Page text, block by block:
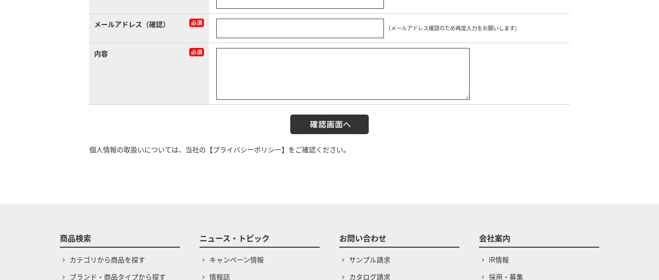
メールアドレス（確認） （メールアドレス確認のため再度入力をお願いします)
内容
個人情報の取扱いについては、当社の 【プライバシーポリシー】 をご確認ください。
商品検索
カテゴリから商品を探す
ブランド・商品タイプから探す
ニュース・トピック
キャンペーン情報
情報誌
お問い合わせ
サンプル請求
カタログ請求
会社案内
IR情報
採用・募集